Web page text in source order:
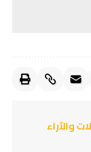
والآراء